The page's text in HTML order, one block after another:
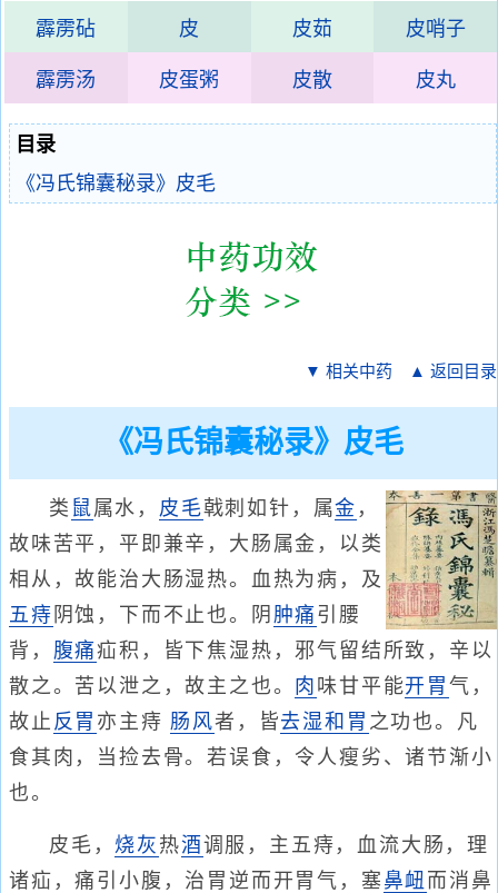
霹雳砧 皮 皮茹 皮哨子
霹雳汤 皮蛋粥 皮散 皮丸
目录
《冯氏锦囊秘录》皮毛
▼ 相关中药 ▲ 返回目录
《冯氏锦囊秘录》皮毛
类 鼠属水， 皮毛戟刺如针，属金 ，
故味苦平，平即兼辛，大肠属金，以类
相从，故能治大肠湿热。血热为病，及
五痔 阴蚀，下而不止也。阴 肿痛 引腰
背， 腹痛疝积，皆下焦湿热，邪气留结所致，辛以
散之。苦以泄之，故主之也。
肉 味甘平能开胃气，
故止 反胃 亦主痔 肠风者，皆去湿和胃 之功也。凡
食其肉，当捡去骨。若误食，令人瘦劣、诸节渐小
也。
皮毛， 烧灰 热酒调服，主五痔，血流大肠，理
诸疝，痛引小腹，治胃逆而开胃气，塞 鼻衄 而消鼻